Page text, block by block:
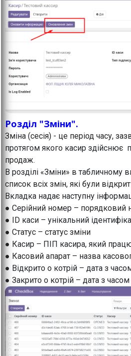
Розділ "Зміни".
Зміна (сесія) - це період часу,
протягом якого касир здійснює
продаж.
В розділі «Зміни» в табличному
список всіх змін, які були
Вкладка надає наступну
● Серійний номер – порядковий
● ID каси – унікальний
● Статус – статус зміни
● Касир – ПІП касира, який
● Касовий апарат – назва
● Відкрито о котрій – дата з
● Закрито о котрій – дата з часом